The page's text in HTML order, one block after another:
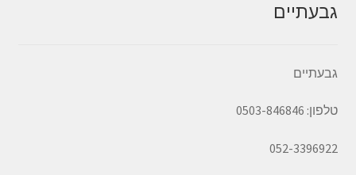
גבעתיים
גבעתיים
טלפון: 0503-846846
052-3396922